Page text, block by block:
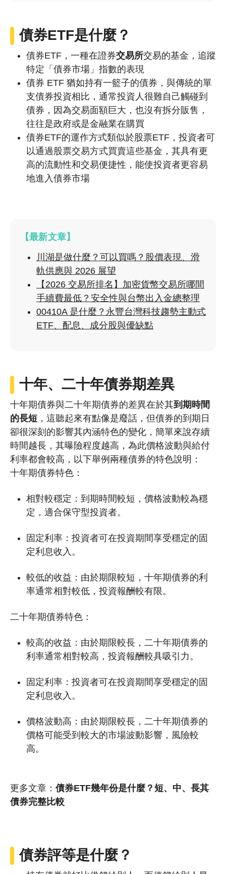
債券ETF是什麼？
債券ETF，一種在證券交易所交易的基金，追蹤
特定「債券市場」指數的表現
債券 ETF 猶如持有一籃子的債券，與傳統的單
支債券投資相比，通常投資人很難自己觸碰到
債券，因為交易面額巨大，也沒有拆分販售，
往往是政府或是金融業在購買
債券ETF的運作方式類似於股票ETF，投資者可
以通過股票交易方式買賣這些基金，其具有更
高的流動性和交易便捷性，能使投資者更容易
地進入債券市場
【最新文章】
川湖是做什麼？可以買嗎？股價表現、滑
軌供應與 2026 展望
【2026 交易所排名】加密貨幣交易所哪間
手續費最低？安全性與台幣出入金總整理
00410A 是什麼？永豐台灣科技趨勢主動式
ETF、配息、成分股與優缺點
十年、二十年債券期差異
十年期債券與二十年期債券的差異在於其到期時間
的長短 ，這聽起來有點像是廢話，但債券的到期日
卻很深刻的影響其內涵特色的變化，簡單來說存續
時間越長，其曝險程度越高，為此價格波動與給付
利率都會較高，以下舉例兩種債券的特色說明：
十年期債券特色：
相對較穩定：到期時間較短，價格波動較為穩
定，適合保守型投資者。
固定利率：投資者可在投資期間享受穩定的固
定利息收入。
較低的收益：由於期限較短，十年期債券的利
率通常相對較低，投資報酬較有限。
二十年期債券特色：
較高的收益：由於期限較長，二十年期債券的
利率通常相對較高，投資報酬較具吸引力。
固定利率：投資者可在投資期間享受穩定的固
定利息收入。
價格波動高：由於期限較長，二十年期債券的
價格可能受到較大的市場波動影響，風險較
高。
更多文章： 債券ETF幾年份是什麼？短、中、長其
債券完整比較
債券評等是什麼？